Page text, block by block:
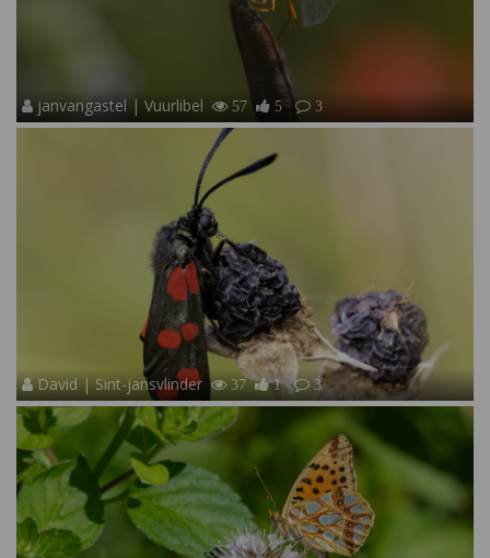
janvangastel | Vuurlibel 57 5 3
David | Sint-jansvlinder 37 1 3